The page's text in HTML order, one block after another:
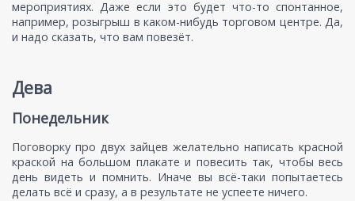
мероприятиях. Даже если это будет что-то спонтанное,
например, розыгрыш в каком-нибудь торговом центре. Да,
и надо сказать, что вам повезёт.
Дева
Понедельник
Поговорку про двух зайцев желательно написать красной
краской на большом плакате и повесить так, чтобы весь
день видеть и помнить. Иначе вы всё-таки попытаетесь
делать всё и сразу, а в результате не успеете ничего.